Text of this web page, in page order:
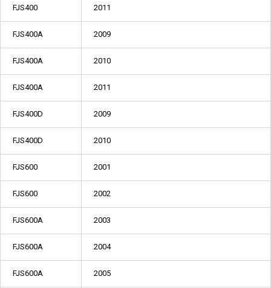
FJS400 2011
FJS400A 2009
FJS400A 2010
FJS400A 2011
FJS400D 2009
FJS400D 2010
FJS600 2001
FJS600 2002
FJS600A 2003
FJS600A 2004
FJS600A 2005